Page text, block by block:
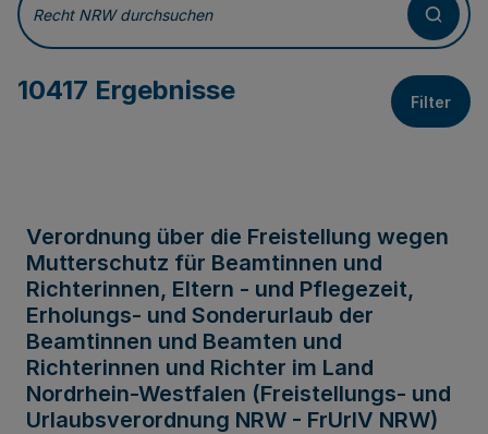
Recht NRW durchsuchen
10417 Ergebnisse Filter
Verordnung über die Freistellung wegen
Mutterschutz für Beamtinnen und
Richterinnen, Eltern - und Pflegezeit,
Erholungs- und Sonderurlaub der
Beamtinnen und Beamten und
Richterinnen und Richter im Land
Nordrhein-Westfalen (Freistellungs- und
Urlaubsverordnung NRW - FrUrlV NRW)